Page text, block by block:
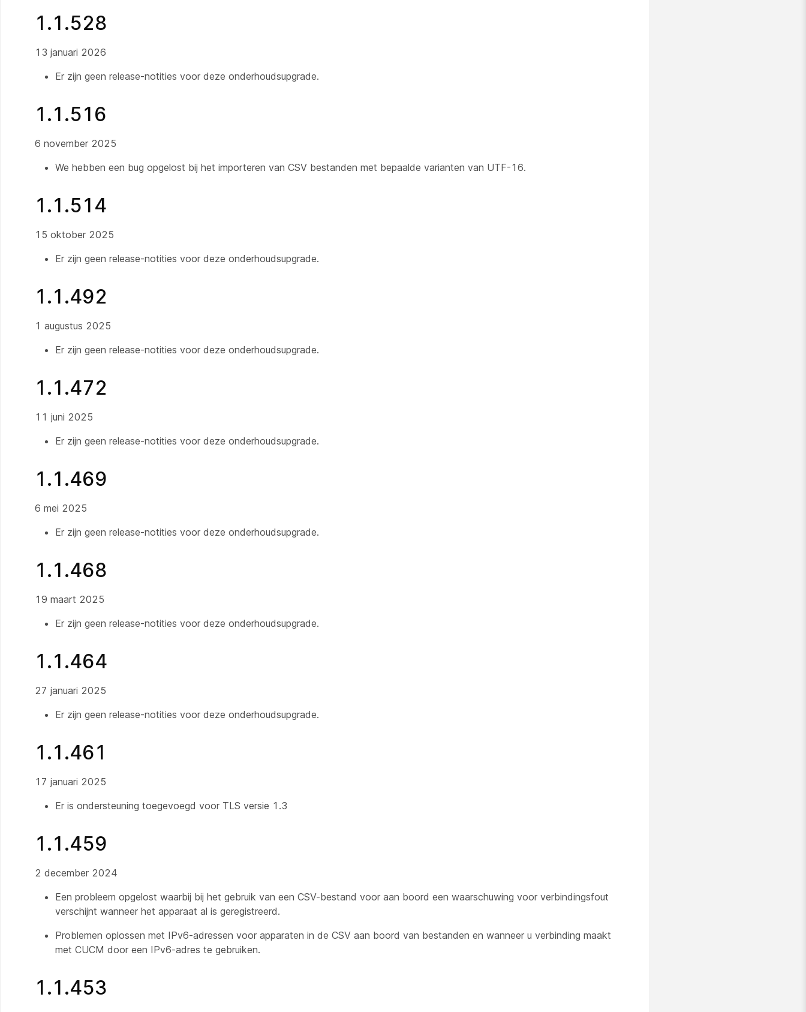
1.1.528
13 januari 2026
Er zijn geen release-notities voor deze onderhoudsupgrade.
1.1.516
6 november 2025
We hebben een bug opgelost bij het importeren van CSV bestanden met bepaalde varianten van UTF-16.
1.1.514
15 oktober 2025
Er zijn geen release-notities voor deze onderhoudsupgrade.
1.1.492
1 augustus 2025
Er zijn geen release-notities voor deze onderhoudsupgrade.
1.1.472
11 juni 2025
Er zijn geen release-notities voor deze onderhoudsupgrade.
1.1.469
6 mei 2025
Er zijn geen release-notities voor deze onderhoudsupgrade.
1.1.468
19 maart 2025
Er zijn geen release-notities voor deze onderhoudsupgrade.
1.1.464
27 januari 2025
Er zijn geen release-notities voor deze onderhoudsupgrade.
1.1.461
17 januari 2025
Er is ondersteuning toegevoegd voor TLS versie 1.3
1.1.459
2 december 2024
Een probleem opgelost waarbij bij het gebruik van een CSV-bestand voor aan boord een waarschuwing voor verbindingsfout
verschijnt wanneer het apparaat al is geregistreerd.
Problemen oplossen met IPv6-adressen voor apparaten in de CSV aan boord van bestanden en wanneer u verbinding maakt
met CUCM door een IPv6-adres te gebruiken.
1.1.453